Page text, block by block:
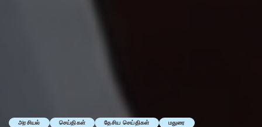
அரசியல் செய்திகள் தேசிய செய்திகள்
மதுரை